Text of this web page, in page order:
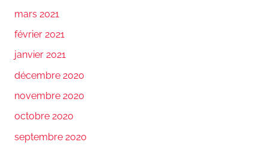
mars 2021
février 2021
janvier 2021
décembre 2020
novembre 2020
octobre 2020
septembre 2020